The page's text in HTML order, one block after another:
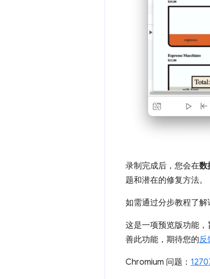
录制完成后，您会在数
题和潜在的修复方法。
如需通过分步教程了
这是一项预览版功能
善此功能，期待您的反
Chromium 问题：